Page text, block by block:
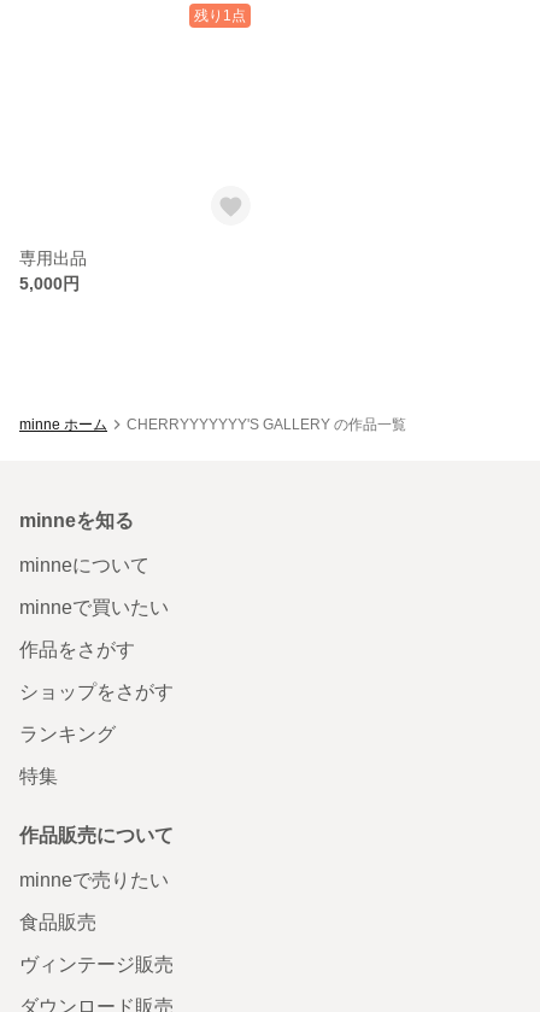
残り1点
専用出品
5,000円
minne ホーム CHERRYYYYYYY'S GALLERY の作品一覧
minneを知る
minneについて
minneで買いたい
作品をさがす
ショップをさがす
ランキング
特集
作品販売について
minneで売りたい
食品販売
ヴィンテージ販売
ダウンロード販売